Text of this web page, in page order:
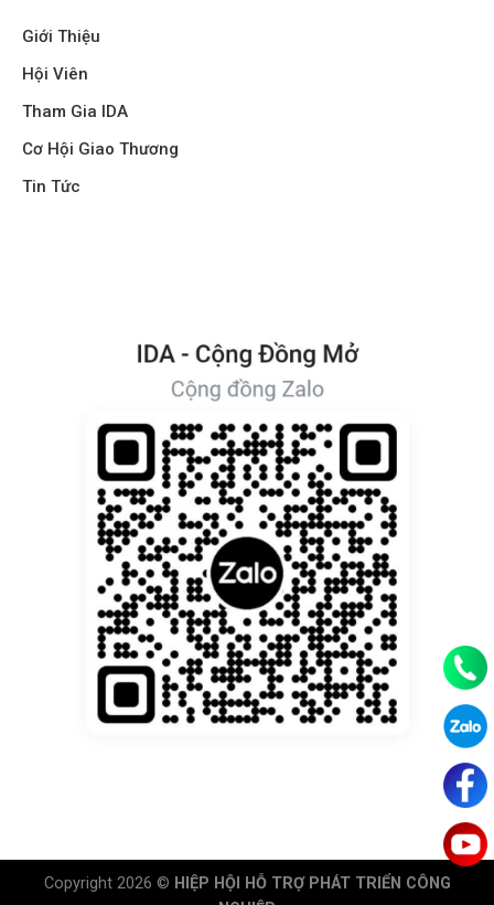
Giới Thiệu
Hội Viên
Tham Gia IDA
Cơ Hội Giao Thương
Tin Tức
Copyright 2026 © HIỆP HỘI HỖ TRỢ PHÁT TRIỂN CÔNG